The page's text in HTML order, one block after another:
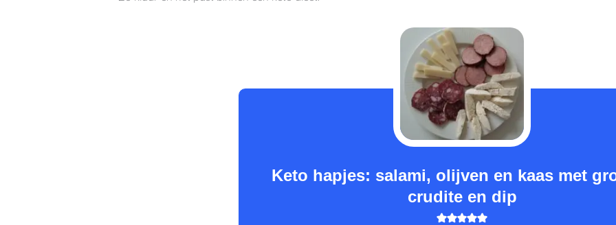
Keto hapjes: salami, olijven en kaas met
crudite en dip
minuten minuten